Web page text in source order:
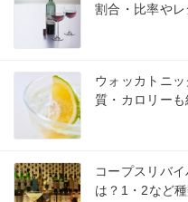
割合・比率やレ
ウォッカトニ
質・カロリーも
コープスリバ
は？1・2など